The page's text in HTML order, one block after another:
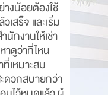
งน้อยต้องใช้
เสร็จ และเริ่ม
นักงานให้เช่า
าดูว่าที่ไหน
เหมาะสม
ดวกสบายกว่า